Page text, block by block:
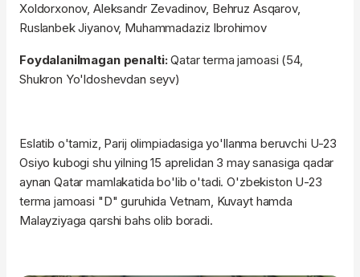
Xoldorxonov, Aleksandr Zevadinov, Behruz Asqarov,
Ruslanbek Jiyanov, Muhammadaziz Ibrohimov
Foydalanilmagan penalti:Qatar terma jamoasi (54,
Shukron Yo'ldoshevdan seyv)
Eslatib o'tamiz, Parij olimpiadasiga yo'llanma beruvchi U-23
Osiyo kubogi shu yilning 15 aprelidan 3 may sanasiga qadar
aynan Qatar mamlakatida bo'lib o'tadi. O'zbekiston U-23
terma jamoasi "D" guruhida Vetnam, Kuvayt hamda
Malayziyaga qarshi bahs olib boradi.